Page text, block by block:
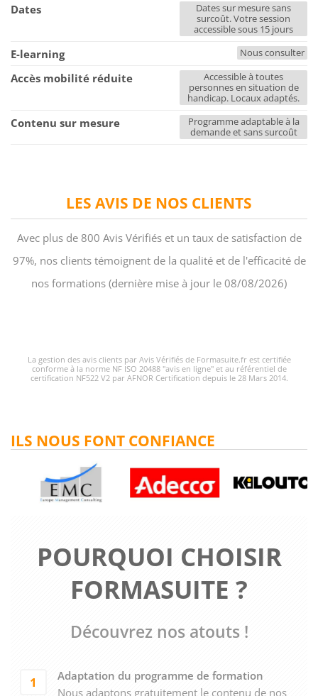
LES AVIS DE NOS CLIENTS
Avec plus de 800 Avis Vérifiés et un taux de satisfaction de
97%, nos clients témoignent de la qualité et de l'efficacité de
nos formations (dernière mise à jour le 08/08/2026)
La gestion des avis clients par Avis Vérifiés de Formasuite.fr est certifiée
conforme à la norme NF ISO 20488 "avis en ligne" et au référentiel de
certification NF522 V2 par AFNOR Certification depuis le 28 Mars 2014.
POURQUOI CHOISIR
FORMASUITE ?
Découvrez nos atouts !
1
Adaptation du programme de formation
Nous adaptons gratuitement le contenu de nos
ILS NOUS FONT CONFIANCE
Dates
Dates sur mesure sans
surcoût. Votre session
accessible sous 15 jours
E-learning Nous consulter
Accès mobilité réduite
Accessible à toutes
personnes en situation de
handicap. Locaux adaptés.
Contenu sur mesure
Programme adaptable à la
demande et sans surcoût